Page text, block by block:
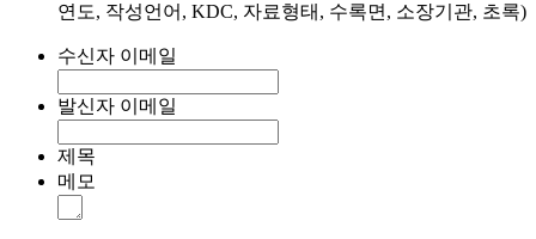
연도, 작성언어, KDC, 자료형태, 수록면, 소장기관, 초록)
수신자 이메일
발신자 이메일
제목
메모